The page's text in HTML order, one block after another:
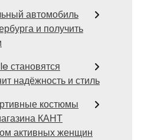
автомобиль
и получить
становятся
надёжность и стиль
костюмы
КАНТ
активных женщин